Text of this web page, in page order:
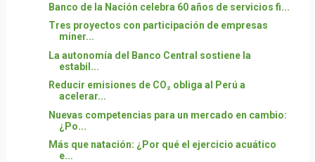
Banco de la Nación celebra 60 años de servicios fi...
Tres proyectos con participación de empresas
miner...
La autonomía del Banco Central sostiene la
estabil...
Reducir emisiones de CO₂ obliga al Perú a
acelerar...
Nuevas competencias para un mercado en cambio:
¿Po...
Más que natación: ¿Por qué el ejercicio acuático
e...